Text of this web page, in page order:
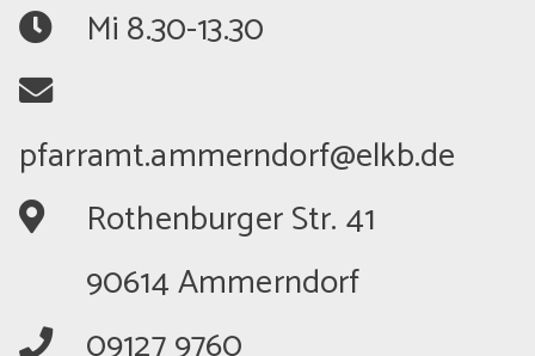
	Mi 8.30-13.30
	Rothenburger Str. 41
	90614 Ammerndorf